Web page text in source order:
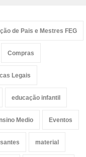
de Pais e Mestres FEG
Compras
Legais
educação infantil
Medio Eventos
material